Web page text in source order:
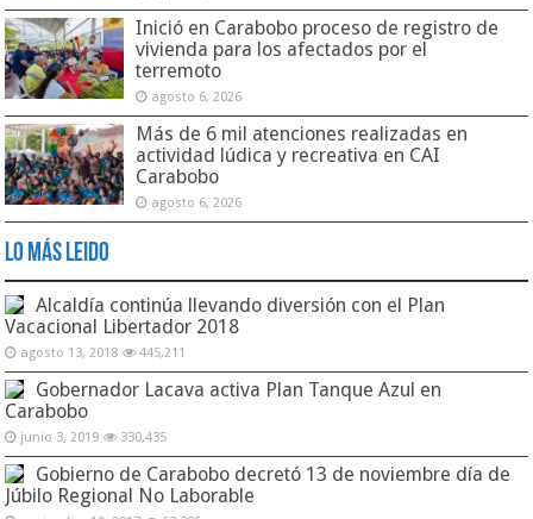
Inició en Carabobo proceso de registro de
vivienda para los afectados por el
terremoto
agosto 6, 2026
Más de 6 mil atenciones realizadas en
actividad lúdica y recreativa en CAI
Carabobo
agosto 6, 2026
Lo Más Leido
Alcaldía continúa llevando diversión con el Plan
Vacacional Libertador 2018
agosto 13, 2018 445,211
Gobernador Lacava activa Plan Tanque Azul en
Carabobo
junio 3, 2019 330,435
Gobierno de Carabobo decretó 13 de noviembre día de
Júbilo Regional No Laborable